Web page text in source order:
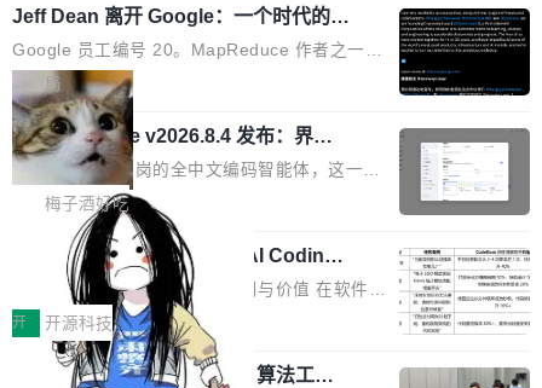
Jeff Dean 离开 Google：一个时代的结
束，一个实验室的开始
Google 员工编号 20。MapReduce 作者之一。
Bigtable 作者之一。TensorFlow 的作者之一。
Gemini 的架构师。Google 首席科学家。 Jeff D
ean 在 Google 工作了 27 年后，宣布离职。 他
不是一个人走。一同离开的还有 Sanjay Ghema
wat（Google 员工编号 23，Jeff Dean 二十多
年的编程搭档，MapReduce 和 Bigtable 的共同
作者）、Quoc Le（Google 大脑核心成员，Se
q2Seq 和 DocAI 的共同发明人）以及 Oriol Vin
yals（Gemini 联合负责人，AlphaSta...
局
🔥 SolonCode v2026.8.4 发布：界面
字体可调、22 种语言、记忆搜索增强
打开终端就能上岗的全中文编码智能体，这一轮
把「看得清、用母语、记得住」三件事一次补
齐。 SolonCode 是什么 SolonCode 是杭州无
耳科技研发的企业级终端编码智能体——一位全
中文驱动的数字员工，自主理解需求、规划步
骤、编写代码。不挑模型、不挑平台，curl 一行
装完即用。 开源地址：Gitee · GitCode · GitHu
b 安装 支持 Java 8+（8~26）、macOS / Linu
梅子酒好吃
让“代码语义理解”深度释放AI Coding
价值潜能：华为云码道（CodeArts）
代码仓技术解析
一、代码仓深度理解技术的作用与价值 在软件工
程实践中，代码仓是企业核心知识资产的主要载
体。企业级代码仓库通常包含数十万乃至数百万
个文件，其规模远超单次模型调用可承载的上下
开 开源科技
一条“删库”命令跑 17 小时，算法工程